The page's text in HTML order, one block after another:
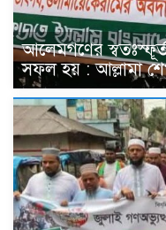
আলেমগণের
সফল হয় : আল্লামা